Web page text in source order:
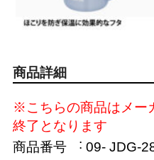
商品詳細
※こちらの商品はメー
終了となります
商品番号
09- JDG-